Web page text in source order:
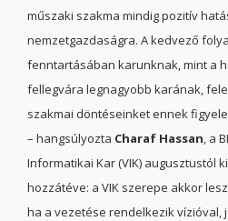
műszaki szakma mindig pozitív
nemzetgazdaságra. A kedvező
fenntartásában karunknak, mint a
fellegvára legnagyobb karának,
szakmai döntéseinket ennek
– hangsúlyozta Charaf Hassan, a
Informatikai Kar (VIK) augusztustól
hozzátéve: a VIK szerepe akkor
ha a vezetése rendelkezik vízióval,